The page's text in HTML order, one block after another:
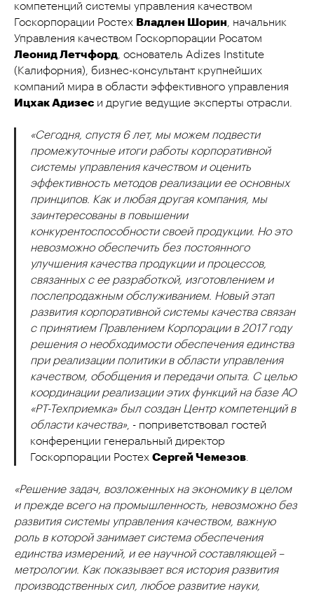
компетенций системы управления качеством
Госкорпорации Ростех Владлен Шорин, начальник
Управления качеством Госкорпорации Росатом
Леонид Летчфорд, основатель Adizes Institute
(Калифорния), бизнес-консультант крупнейших
компаний мира в области эффективного управления
Ицхак Адизес и другие ведущие эксперты отрасли.
«Сегодня, спустя 6 лет, мы можем подвести
промежуточные итоги работы корпоративной
системы управления качеством и оценить
эффективность методов реализации ее основных
принципов. Как и любая другая компания, мы
заинтересованы в повышении
конкурентоспособности своей продукции. Но это
невозможно обеспечить без постоянного
улучшения качества продукции и процессов,
связанных с ее разработкой, изготовлением и
послепродажным обслуживанием. Новый этап
развития корпоративной системы качества связан
с принятием Правлением Корпорации в 2017 году
решения о необходимости обеспечения единства
при реализации политики в области управления
качеством, обобщения и передачи опыта. С целью
координации реализации этих функций на базе АО
«РТ-Техприемка» был создан Центр компетенций в
области качества», - поприветствовал гостей
конференции генеральный директор
Госкорпорации Ростех Сергей Чемезов.
«Решение задач, возложенных на экономику в целом
и прежде всего на промышленность, невозможно без
развития системы управления качеством, важную
роль в которой занимает система обеспечения
единства измерений, и ее научной составляющей –
метрологии. Как показывает вся история развития
производственных сил, любое развитие науки,